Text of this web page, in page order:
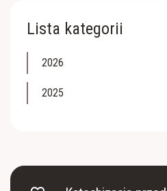
Lista kategorii
2026
2025